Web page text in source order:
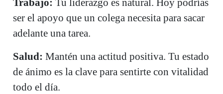
Trabajo: Tu liderazgo es natural. Hoy podrías
ser el apoyo que un colega necesita para sacar
adelante una tarea.
Salud: Mantén una actitud positiva. Tu estado
de ánimo es la clave para sentirte con vitalidad
todo el día.